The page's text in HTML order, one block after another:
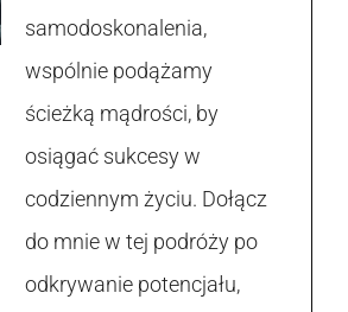
samodoskonalenia,
wspólnie podążamy
ścieżką mądrości, by
osiągać sukcesy w
codziennym życiu. Dołącz
do mnie w tej podróży po
odkrywanie potencjału,